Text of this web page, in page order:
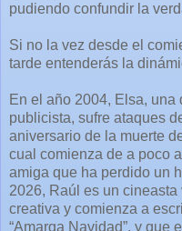
pudiendo confundir la
Si no la vez desde el
tarde entenderás la
En el año 2004, Elsa,
publicista, sufre ataques
aniversario de la muerte
cual comienza de a poco
amiga que ha perdido un
2026, Raúl es un
creativa y comienza a
“Amarga Navidad”, y que